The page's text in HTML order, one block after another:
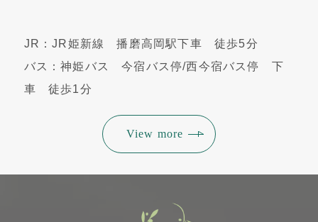
JR：JR姫新線 播磨高岡駅下車 徒歩5分
バス：神姫バス 今宿バス停/西今宿バス停 下
車 徒歩1分
View more